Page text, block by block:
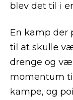
blev det til i
En kamp der
til at skulle
drenge og
momentum
kampe, og